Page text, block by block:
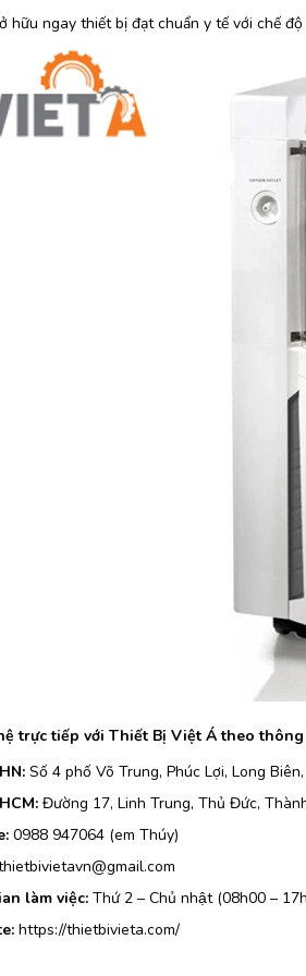
hữu ngay thiết bị đạt chuẩn y tế với chế
trực tiếp với Thiết Bị Việt Á theo thông
Số 4 phố Võ Trung, Phúc Lợi, Long
Đường 17, Linh Trung, Thủ Đức,
0988 947064 (em Thúy)
làm việc:Thứ 2 – Chủ nhật (08h00 –
https://thietbivieta.com/